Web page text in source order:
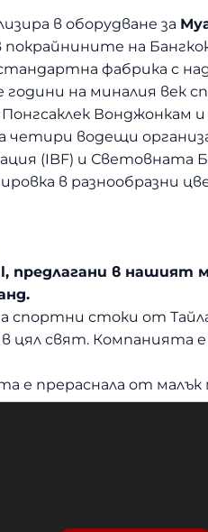
в оборудване за
на
стандартна фабрика с
на миналия век
Вонджонкам
четири водещи
(IBF) и Световната
в разнообразни
предлагани в нашият
спортни стоки от
цял свят. Компанията
е прераснала от
хиляди боксови
зали и
Вонджонкам и
боксови ръкавици за
Световната
(WBO).